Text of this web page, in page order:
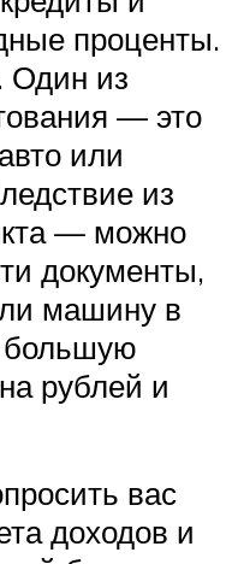
проценты.
Один из
— это
или
из
— можно
документы,
машину в
большую
рублей и
вас
доходов и